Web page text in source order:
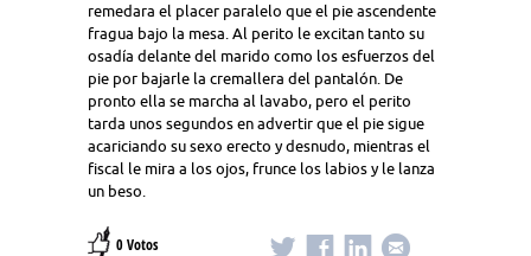
remedara el placer paralelo que el pie ascendente
fragua bajo la mesa. Al perito le excitan tanto su
osadía delante del marido como los esfuerzos del
pie por bajarle la cremallera del pantalón. De
pronto ella se marcha al lavabo, pero el perito
tarda unos segundos en advertir que el pie sigue
acariciando su sexo erecto y desnudo, mientras el
fiscal le mira a los ojos, frunce los labios y le lanza
un beso.
0 Votos